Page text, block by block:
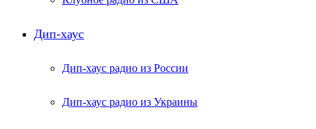
Дип-хаус
Дип-хаус радио из России
Дип-хаус радио из Украины